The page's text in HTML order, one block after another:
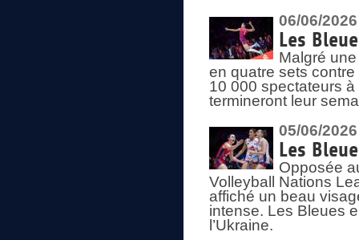
06/06/2026
Les
Malgré
en quatre sets
10 000 spectateurs
termineront leur
05/06/2026
Les
Opposée
Volleyball Nations
affiché un beau
intense. Les Bleues
l’Ukraine.